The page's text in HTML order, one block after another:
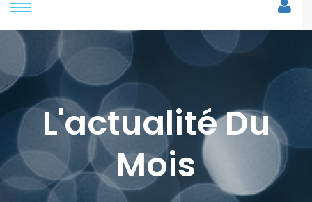
L'actualité Du
Mois